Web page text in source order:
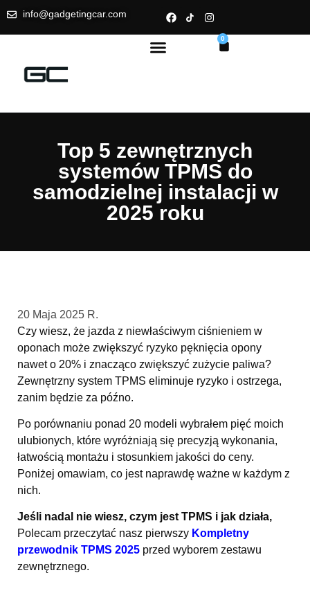
info@gadgetingcar.com
0
Top 5 zewnętrznych
systemów TPMS do
samodzielnej instalacji w
2025 roku
20 Maja 2025 R.
Czy wiesz, że jazda z niewłaściwym ciśnieniem w
oponach może zwiększyć ryzyko pęknięcia opony
nawet o 20% i znacząco zwiększyć zużycie paliwa?
Zewnętrzny system TPMS eliminuje ryzyko i ostrzega,
zanim będzie za późno.
Po porównaniu ponad 20 modeli wybrałem pięć moich
ulubionych, które wyróżniają się precyzją wykonania,
łatwością montażu i stosunkiem jakości do ceny.
Poniżej omawiam, co jest naprawdę ważne w każdym z
nich.
Jeśli nadal nie wiesz, czym jest TPMS i jak działa,
Polecam przeczytać nasz pierwszy Kompletny
przewodnik TPMS 2025 przed wyborem zestawu
zewnętrznego.